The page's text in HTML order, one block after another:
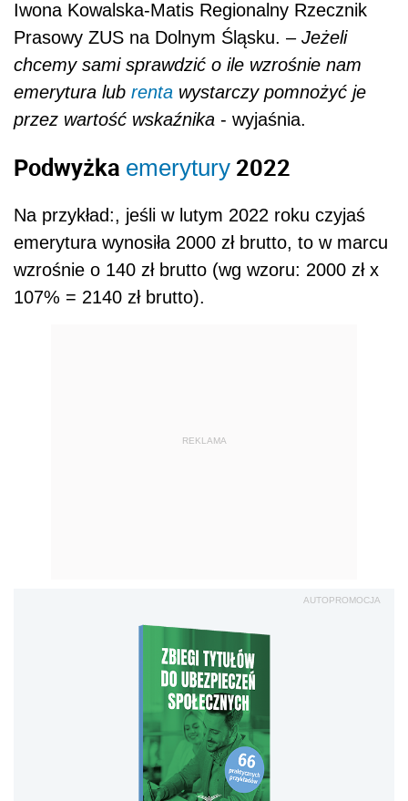
Iwona Kowalska-Matis Regionalny Rzecznik
Prasowy ZUS na Dolnym Śląsku. –Jeżeli
chcemy sami sprawdzić o ile wzrośnie nam
emerytura lub renta wystarczy pomnożyć je
przez wartość wskaźnika - wyjaśnia.
Podwyżka emerytury 2022
Na przykład:, jeśli w lutym 2022 roku czyjaś
emerytura wynosiła 2000 zł brutto, to w marcu
wzrośnie o 140 zł brutto (wg wzoru: 2000 zł x
107% = 2140 zł brutto).
REKLAMA
AUTOPROMOCJA